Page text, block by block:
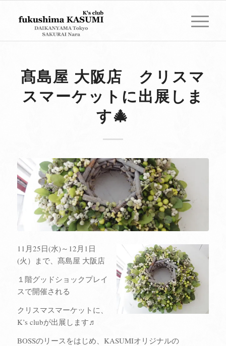
髙島屋 大阪店 クリスマ
スマーケットに出展しま
す🎄
11月25日(水)～12月1日
(火）まで、髙島屋 大阪店
１階グッドショックプレイ
スで開催される
クリスマスマーケットに、
K’s clubが出展します♬
BOSSのリースをはじめ、KASUMIオリジナルの